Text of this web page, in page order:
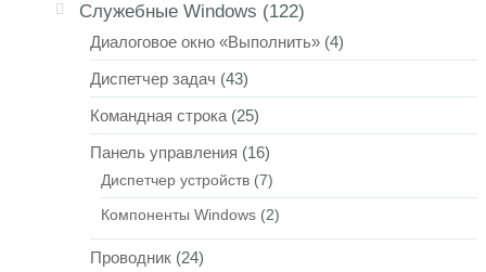
Служебные Windows (122)
Диалоговое окно «Выполнить» (4)
Диспетчер задач (43)
Командная строка (25)
Панель управления (16)
Диспетчер устройств (7)
Компоненты Windows (2)
Проводник (24)